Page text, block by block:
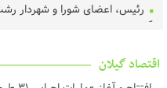
رئیس، اعضای شورا و شهردار
کردند ‌
خرید تضمینی گندم در گیلان
اقتصاد گیلان